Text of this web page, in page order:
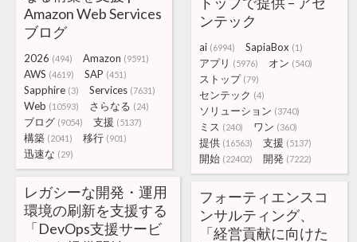
ンテック
ai (6994) SapiaBox (1)
アプリ (5976) オン (540)
ストップ (79)
センテック (4)
ソリューション (3740)
ミス (240) ワン (360)
提供 (16563) 支援 (5137)
開始 (22402) 開発 (7222)
Amazon Web Services
ブログ
2026 (494) Amazon (9591)
AWS (4619) SAP (451)
Sapphire (3) Services (7631)
Web (10593) さらなる (24)
ブログ (9054) 支援 (5137)
構築 (2041) 移行 (901)
迅速な (29)
レガシーな開発・運用
環境の刷新を支援する
「DevOps支援サービ
フォーティエンスコ
ンサルティング、
「経営貢献に向けた